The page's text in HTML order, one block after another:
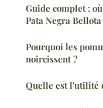
Guide complet :
Pata Negra Bellota
Pourquoi les
noircissent ?
Quelle est l'utilité